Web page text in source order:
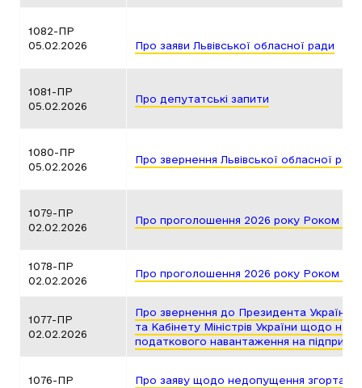
1082-ПР
05.02.2026
Про заяви Львівської обласної ради
1081-ПР
05.02.2026
Про депутатські запити
1080-ПР
05.02.2026
Про звернення Львівської обласної ради
1079-ПР
02.02.2026
Про проголошення 2026 року Роком
1078-ПР
02.02.2026
Про проголошення 2026 року Роком
1077-ПР
02.02.2026
Про звернення до Президента України,
та Кабінету Міністрів України щодо
податкового навантаження на
1076-ПР
Про заяву щодо недопущення згортання